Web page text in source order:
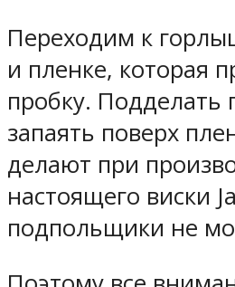
Переходим к
и пленке, которая
пробку. Подделать
запаять поверх
делают при
настоящего виски
подпольщики не